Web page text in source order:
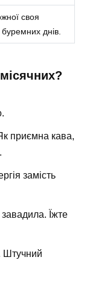
своя
днів.
приємна кава,
замість
Їжте
Штучний